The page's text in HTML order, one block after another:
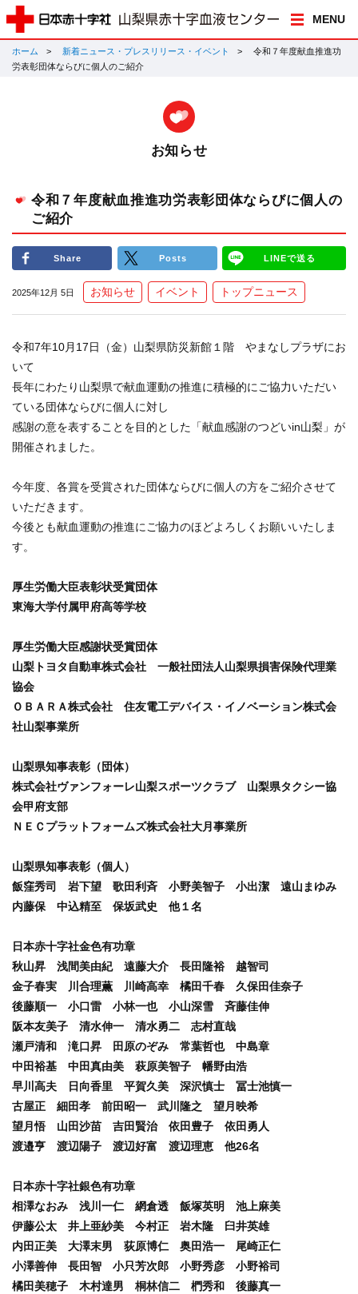
MENU
ホーム 新着ニュース・プレスリリース・イベント
令和７年度献血推進功
労表彰団体ならびに個人のご紹介
お知らせ
令和７年度献血推進功労表彰団体ならびに個人の
ご紹介
Share Posts LINEで送る
2025年12月 5日 お知らせ イベント トップニュース
令和7年10月17日（金）山梨県防災新館１階 やまなしプラザにお
いて
長年にわたり山梨県で献血運動の推進に積極的にご協力いただい
ている団体ならびに個人に対し
感謝の意を表することを目的とした「献血感謝のつどいin山梨」が
開催されました。
今年度、各賞を受賞された団体ならびに個人の方をご紹介させて
いただきます。
今後とも献血運動の推進にご協力のほどよろしくお願いいたしま
す。
厚生労働大臣表彰状受賞団体
東海大学付属甲府高等学校
厚生労働大臣感謝状受賞団体
山梨トヨタ自動車株式会社 一般社団法人山梨県損害保険代理業
協会
ＯＢＡＲＡ株式会社 住友電工デバイス・イノベーション株式会
社山梨事業所
山梨県知事表彰（団体）
株式会社ヴァンフォーレ山梨スポーツクラブ 山梨県タクシー協
会甲府支部
ＮＥＣプラットフォームズ株式会社大月事業所
山梨県知事表彰（個人）
飯窪秀司 岩下望 歌田利斉 小野美智子 小出潔 遠山まゆみ
内藤保 中込精至 保坂武史 他１名
日本赤十字社金色有功章
秋山昇 浅間美由紀 遠藤大介 長田隆裕 越智司
金子春実 川合理薫 川崎高幸 橘田千春 久保田佳奈子
後藤順一 小口雷 小林一也 小山深雪 斉藤佳伸
阪本友美子 清水伸一 清水勇二 志村直哉
瀬戸清和 滝口昇 田原のぞみ 常葉哲也 中島章
中田裕基 中田真由美 萩原美智子 幡野由浩
早川高夫 日向香里 平賀久美 深沢慎士 冨士池慎一
古屋正 細田孝 前田昭一 武川隆之 望月映希
望月悟 山田沙苗 吉田賢治 依田豊子 依田勇人
渡邉亨 渡辺陽子 渡辺好富 渡辺理恵 他26名
日本赤十字社銀色有功章
相澤なおみ 浅川一仁 網倉透 飯塚英明 池上麻美
伊藤公太 井上亜紗美 今村正 岩木隆 臼井英雄
内田正美 大澤末男 荻原博仁 奥田浩一 尾崎正仁
小澤善伸 長田智 小只芳次郎 小野秀彦 小野裕司
橘田美穂子 木村達男 桐林信二 椚秀和 後藤真一